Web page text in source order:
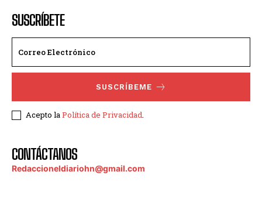
SUSCRÍBETE
SUSCRÍBEME
Acepto laPolítica de Privacidad.
CONTÁCTANOS
Redaccioneldiariohn@gmail.com